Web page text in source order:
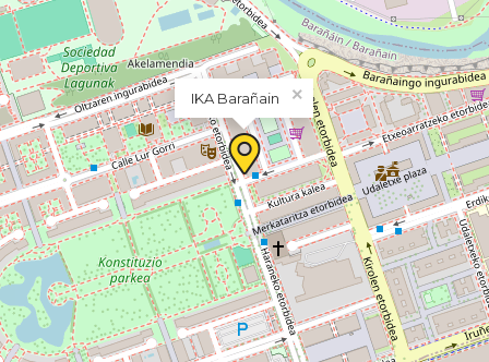
IKA Barañain ×